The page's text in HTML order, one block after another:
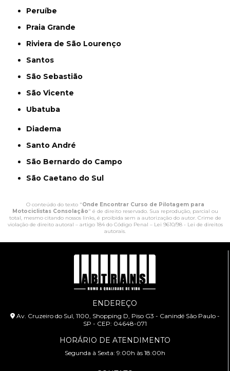
Peruíbe
Praia Grande
Riviera de São Lourenço
Santos
São Sebastião
São Vicente
Ubatuba
Diadema
Santo André
São Bernardo do Campo
São Caetano do Sul
O conteúdo do texto "Onde Encontrar Curso de Pilotagem para
Motociclistas Consolação" é de direito reservado. Sua reprodução, parcial ou
total, mesmo citando nossos links, é proibida sem a autorização do autor. Crime de
violação de direito autoral – artigo 184 do Código Penal – Lei 9610/98 - Lei de direitos
autorais.
ENDEREÇO
Av. Cruzeiro do Sul, 1100, Shopping D, Piso G3 - Canindé São Paulo -
SP - CEP: 04648-071
HORÁRIO DE ATENDIMENTO
Segunda à Sexta: 9:00h às 18:00h